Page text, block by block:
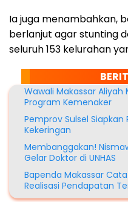
Ia juga menambahkan,
berlanjut agar stunting
seluruh 153 kelurahan
Wawali Makassar Aliyah
Program Kemenaker
Pemprov Sulsel Siapkan
Kekeringan
Membanggakan!
Gelar Doktor di UNHAS
Bapenda Makassar
Realisasi Pendapatan